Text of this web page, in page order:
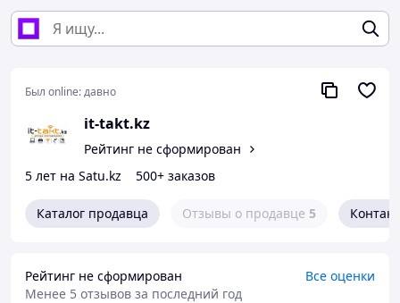
Был online:давно
it-takt.kz
Рейтинг не сформирован
5 лет на Satu.kz
500+ заказов
Каталог продавца Отзывы о продавце 5
Рейтинг не сформирован
Все оценки
Менее 5 отзывов за последний год